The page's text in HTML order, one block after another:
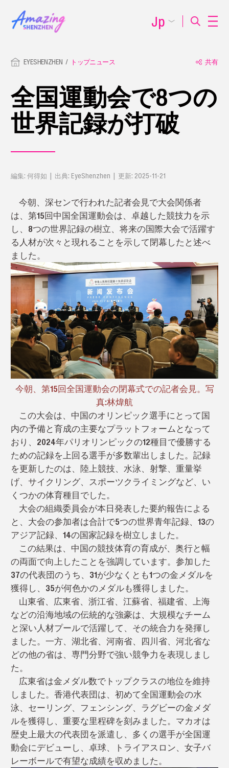
EYESHENZHEN トップニュース 共有
全国運動会で8つの
世界記録が打破
編集: 何得如 | 出典: EyeShenzhen | 更新: 2025-11-21
今朝、 深センで行われた記者会見で大会関係者
は、 第15回中国全国運動会は、 卓越した競技力を示
し、8つの世界記録の樹立、将来の国際大会で活躍す
る人材が次々と現れることを示して閉幕したと述べ
ました。
今朝、第15回全国運動会の閉幕式での記者会見。写
真:林煒航
この大会は、中国のオリンピック選手にとって国
内の予備と育成の主要なプラットフォームとなって
おり、2024年パリオリンピックの12種目で優勝する
ための記録を上回る選手が多数輩出しました。記録
を更新したのは、陸上競技、水泳、射撃、重量挙
げ、サイクリング、 スポーツクライミングなど、い
くつかの体育種目でした。
大会の組織委員会が本日発表した要約報告による
と、大会の参加者は合計で5つの世界青年記録、13の
アジア記録、14の国家記録を樹立しました。
この結果は、中国の競技体育の育成が、奥行と幅
の両面で向上したことを強調しています。 参加した
37の代表団のうち、31が少なくとも1つの金メダルを
獲得し、35が何色かのメダルも獲得しました。
山東省、広東省、浙江省、江蘇省、福建省、上海
などの沿海地域の伝統的な強豪は、大規模なチーム
と深い人材プールで活躍して、その統合力を発揮し
ました。一方、湖北省、河南省、四川省、河北省な
どの他の省は、専門分野で強い競争力を表現しまし
た。
広東省は金メダル数でトップクラスの地位を維持
しました。香港代表団は、初めて全国運動会の水
泳、セーリング、フェンシング、ラグビーの金メダ
ルを獲得し、重要な里程碑を刻みました。マカオは
歴史上最大の代表団を派遣し、多くの選手が全国運
動会にデビューし、卓球、トライアスロン、女子バ
レーボールで有望な成績を収めました。
Jp